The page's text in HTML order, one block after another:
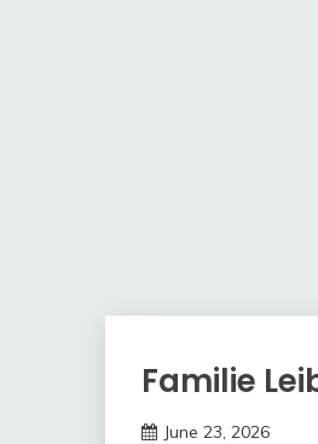
Trends
Familie
June 23, 2026